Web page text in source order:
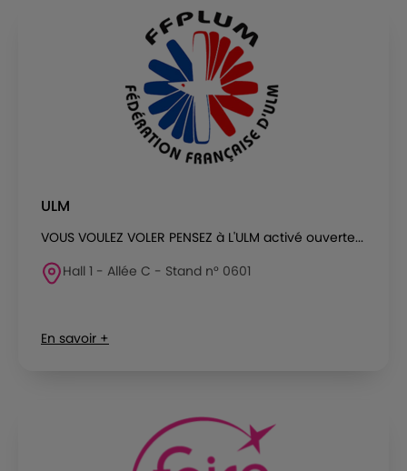
ULM
VOUS VOULEZ VOLER PENSEZ à L'ULM activé ouverte...
Hall 1 - Allée C - Stand n° 0601
En savoir +